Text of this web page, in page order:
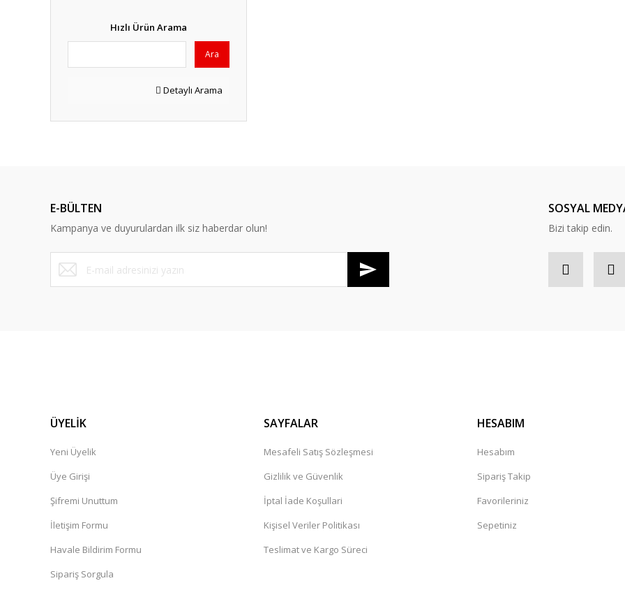
Hızlı Ürün Arama
Ara
Detaylı Arama
E-BÜLTEN
Kampanya ve duyurulardan ilk siz haberdar olun!
SOSYAL
Bizi takip edin.
ÜYELİK
Yeni Üyelik
Üye Girişi
Şifremi Unuttum
İletişim Formu
Havale Bildirim Formu
Sipariş Sorgula
SAYFALAR
Mesafeli Satış Sözleşmesi
Gizlilik ve Güvenlik
İptal İade Koşullari
Kişisel Veriler Politikası
Teslimat ve Kargo Süreci
HESABIM
Hesabım
Sipariş Takip
Favorileriniz
Sepetiniz